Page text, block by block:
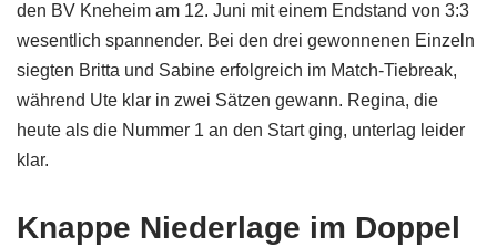
den BV Kneheim am 12. Juni mit einem Endstand von 3:3
wesentlich spannender. Bei den drei gewonnenen Einzeln
siegten Britta und Sabine erfolgreich im Match-Tiebreak,
während Ute klar in zwei Sätzen gewann. Regina, die
heute als die Nummer 1 an den Start ging, unterlag leider
klar.
Knappe Niederlage im Doppel